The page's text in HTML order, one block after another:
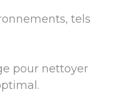
tels
pour nettoyer